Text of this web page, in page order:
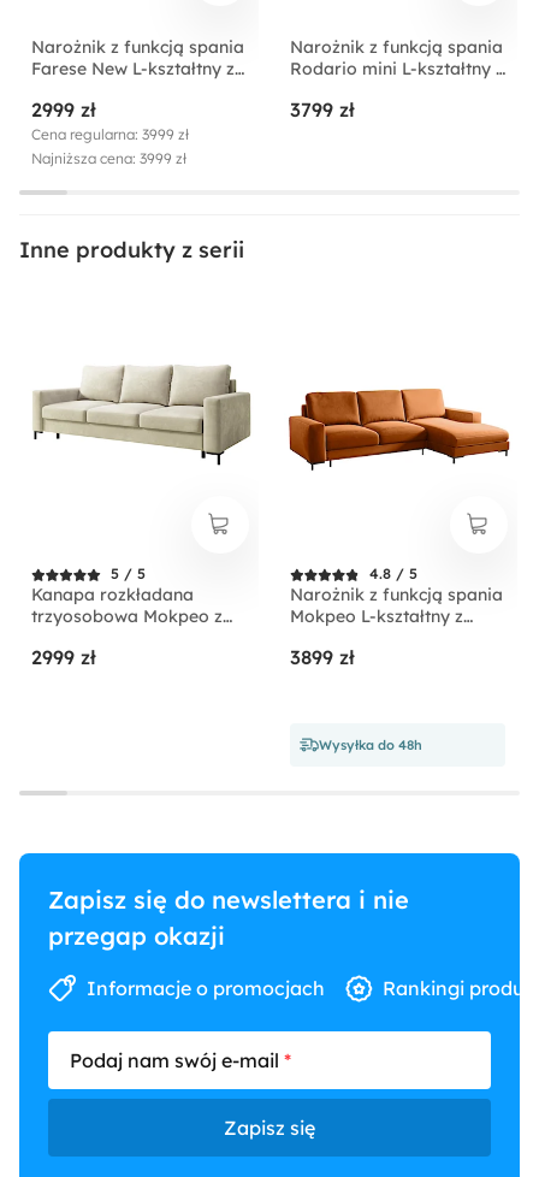
Narożnik z funkcją spania
Farese New L-kształtny z
prawostronny
2999 zł
Cena regularna: 3999 zł
Najniższa cena: 3999 zł
Narożnik z funkcją spania
Rodario mini L-kształtny z
sztruks lewostronny
3799 zł
Inne produkty z serii
5 / 5
Kanapa rozkładana
trzyosobowa Mokpeo z
welur łatwoczyszczący
2999 zł
4.8 / 5
Narożnik z funkcją spania
Mokpeo L-kształtny z
czarnych nóżkach
3899 zł
Wysyłka do 48h
Zapisz się do newslettera i nie
przegap okazji
Informacje o promocjach Rankingi
Podaj nam swój e-mail
Zapisz się